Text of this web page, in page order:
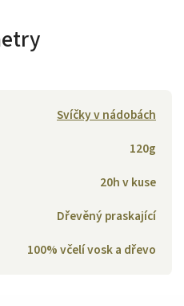
Svíčky v nádobách
120g
20h v kuse
Dřevěný praskající
100% včelí vosk a dřevo